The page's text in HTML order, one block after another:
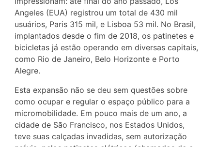
Angeles (EUA) registrou um total de 430 mil
usuários, Paris 315 mil, e Lisboa 53 mil. No Brasil,
implantados desde o fim de 2018, os patinetes e
bicicletas já estão operando em diversas capitais,
como Rio de Janeiro, Belo Horizonte e Porto
Alegre.
Esta expansão não se deu sem questões sobre
como ocupar e regular o espaço público para a
micromobilidade. Em pouco mais de um ano, a
cidade de São Francisco, nos Estados Unidos,
teve suas calçadas invadidas, sem autorização